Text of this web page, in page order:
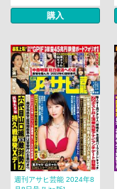
購入
週刊アサヒ芸能 2024年8